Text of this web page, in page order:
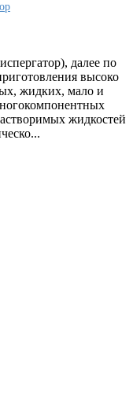
далее по
высоко
жидких, мало и
жидкостей